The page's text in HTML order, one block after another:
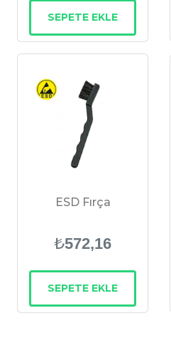
SEPETE EKLE
ESD Fırça
₺572,16
SEPETE EKLE